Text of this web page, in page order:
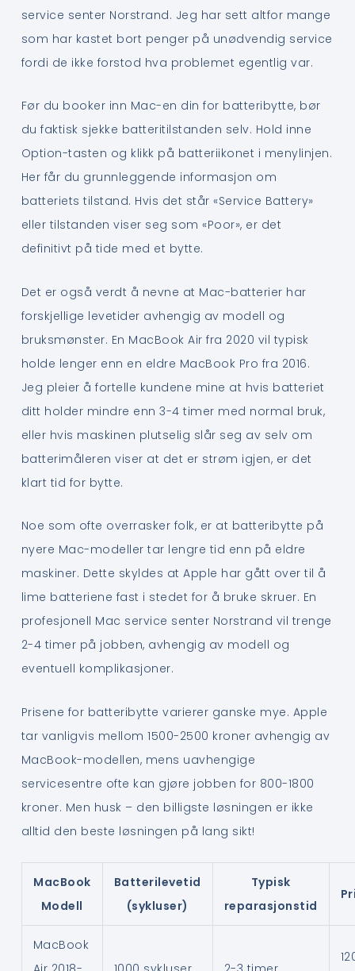
service senter Norstrand. Jeg har sett altfor mange
som har kastet bort penger på unødvendig service
fordi de ikke forstod hva problemet egentlig var.
Før du booker inn Mac-en din for batteribytte, bør
du faktisk sjekke batteritilstanden selv. Hold inne
Option-tasten og klikk på batteriikonet i menylinjen.
Her får du grunnleggende informasjon om
batteriets tilstand. Hvis det står «Service Battery»
eller tilstanden viser seg som «Poor», er det
definitivt på tide med et bytte.
Det er også verdt å nevne at Mac-batterier har
forskjellige levetider avhengig av modell og
bruksmønster. En MacBook Air fra 2020 vil typisk
holde lenger enn en eldre MacBook Pro fra 2016.
Jeg pleier å fortelle kundene mine at hvis batteriet
ditt holder mindre enn 3-4 timer med normal bruk,
eller hvis maskinen plutselig slår seg av selv om
batterimåleren viser at det er strøm igjen, er det
klart tid for bytte.
Noe som ofte overrasker folk, er at batteribytte på
nyere Mac-modeller tar lengre tid enn på eldre
maskiner. Dette skyldes at Apple har gått over til å
lime batteriene fast i stedet for å bruke skruer. En
profesjonell Mac service senter Norstrand vil trenge
2-4 timer på jobben, avhengig av modell og
eventuell komplikasjoner.
Prisene for batteribytte varierer ganske mye. Apple
tar vanligvis mellom 1500-2500 kroner avhengig av
MacBook-modellen, mens uavhengige
servicesentre ofte kan gjøre jobben for 800-1800
kroner. Men husk – den billigste løsningen er ikke
alltid den beste løsningen på lang sikt!
MacBook
Modell
Batterilevetid
(sykluser)
Typisk
reparasjonstid
MacBook